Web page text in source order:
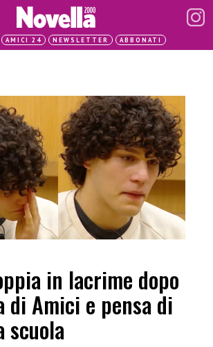
AMICI 24 NEWSLETTER ABBONATI
in lacrime dopo
di Amici e pensa di
scuola